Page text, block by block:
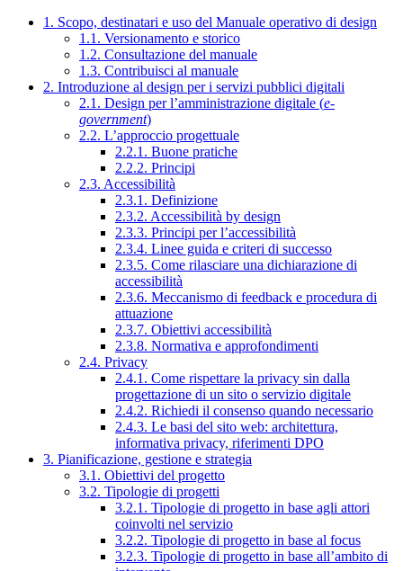
1. Scopo, destinatari e uso del Manuale operativo di design
1.1. Versionamento e storico
1.2. Consultazione del manuale
1.3. Contribuisci al manuale
2. Introduzione al design per i servizi pubblici digitali
2.1. Design per l’amministrazione digitale (e-
government)
2.2. L’approccio progettuale
2.2.1. Buone pratiche
2.2.2. Principi
2.3. Accessibilità
2.3.1. Definizione
2.3.2. Accessibilità by design
2.3.3. Principi per l’accessibilità
2.3.4. Linee guida e criteri di successo
2.3.5. Come rilasciare una dichiarazione di
accessibilità
2.3.6. Meccanismo di feedback e procedura di
attuazione
2.3.7. Obiettivi accessibilità
2.3.8. Normativa e approfondimenti
2.4. Privacy
2.4.1. Come rispettare la privacy sin dalla
progettazione di un sito o servizio digitale
2.4.2. Richiedi il consenso quando necessario
2.4.3. Le basi del sito web: architettura,
informativa privacy, riferimenti DPO
3. Pianificazione, gestione e strategia
3.1. Obiettivi del progetto
3.2. Tipologie di progetti
3.2.1. Tipologie di progetto in base agli attori
coinvolti nel servizio
3.2.2. Tipologie di progetto in base al focus
3.2.3. Tipologie di progetto in base all’ambito di